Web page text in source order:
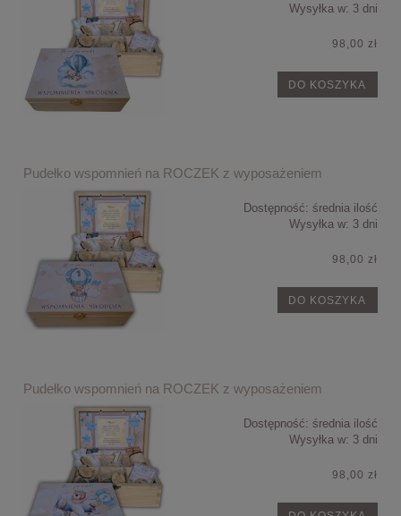
Wysyłka w: 3 dni
98,00 zł
DO KOSZYKA
Pudełko wspomnień na ROCZEK z wyposażeniem
Dostępność: średnia ilość
Wysyłka w: 3 dni
98,00 zł
DO KOSZYKA
Pudełko wspomnień na ROCZEK z wyposażeniem
Dostępność: średnia ilość
Wysyłka w: 3 dni
98,00 zł